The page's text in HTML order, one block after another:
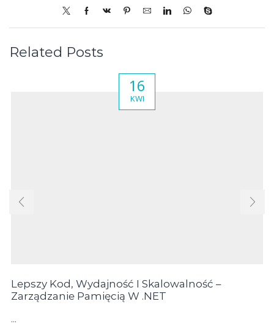
Related Posts
16
KWI
Lepszy Kod, Wydajność I Skalowalność –
Zarządzanie Pamięcią W .NET
...